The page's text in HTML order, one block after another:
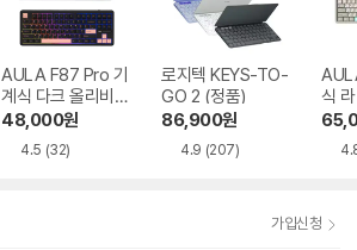
AULA F87 Pro 기
계식 다크 올리비아
한글
48,000원
4.5 (32)
로지텍 KEYS-TO-
GO 2 (정품)
86,900원
4.9 (207)
식
가입신청